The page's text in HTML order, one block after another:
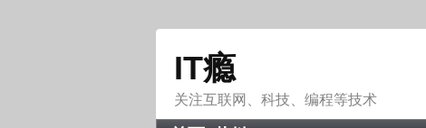
IT瘾
关注互联网、科技、编程等技术